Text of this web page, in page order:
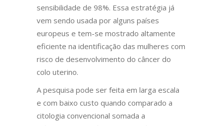
sensibilidade de 98%. Essa estratégia já
vem sendo usada por alguns países
europeus e tem-se mostrado altamente
eficiente na identificação das mulheres com
risco de desenvolvimento do câncer do
colo uterino.
A pesquisa pode ser feita em larga escala
e com baixo custo quando comparado a
citologia convencional somada a